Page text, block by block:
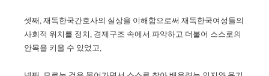
셋째, 재독한국간호사의 실상을 이해함으로써 재독한국여성들의
사회적 위치를 정치, 경제구조 속에서 파악하고 더불어 스스로의
안목을 키울 수 있었고,